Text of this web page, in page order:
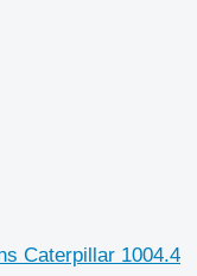
Caterpillar 1004.4